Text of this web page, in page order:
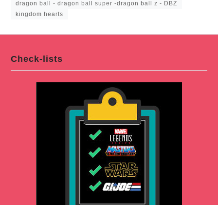
dragon ball - dragon ball super -dragon ball z - DBZ
kingdom hearts
Check-lists